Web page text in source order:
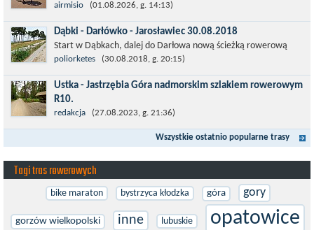
Łatwa, szosowa runda pod Wrocławiem, raczej płaska z jednym
małym podjazdem na Przełęcz Sulistrowicką od strony Olesznej.
To trasa idealna na...
airmisio (01.08.2026, g. 14:13)
Dąbki - Darłówko - Jarosławiec 30.08.2018
Start w Dąbkach, dalej do Darłowa nową ścieżką rowerową
(niekiedy pieszo-rowerową), gdzie na pierwszym rondzie zjazd
w stronę Darłówka Zachodniego....
poliorketes (30.08.2018, g. 20:15)
Ustka - Jastrzębia Góra nadmorskim szlakiem rowerowym
R10.
Międzynarodowy Szlak Rowerowy R-10, jest częścią sieci
EuroVelo. Prowadzi wzdłuż brzegu dookoła Morza Bałtyckiego.
Trasa liczy w sumie ponad 8500...
redakcja (27.08.2023, g. 21:36)
Wszystkie ostatnio popularne trasy
Tagi tras rowerowych
bike maraton bystrzyca kłodzka góra gory
gorzów wielkopolski inne lubuskie opatowice